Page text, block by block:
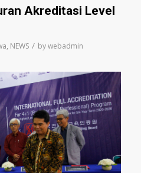
Akreditasi Level
, NEWS / bywebadmin